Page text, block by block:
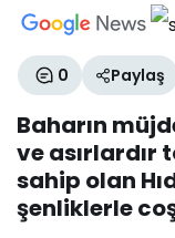
0 Paylaş
Baharın
ve asırlardır
sahip olan
şenliklerle